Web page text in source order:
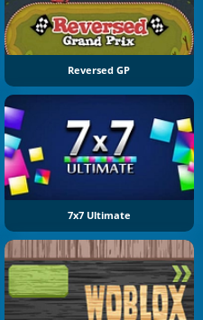
Reversed GP
7x7 Ultimate